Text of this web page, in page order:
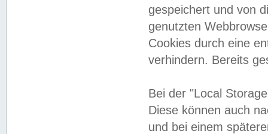
gespeichert und von
genutzten
Cookies durch eine
verhindern. Bereits
Bei der "Local
Diese können auch
und bei einem